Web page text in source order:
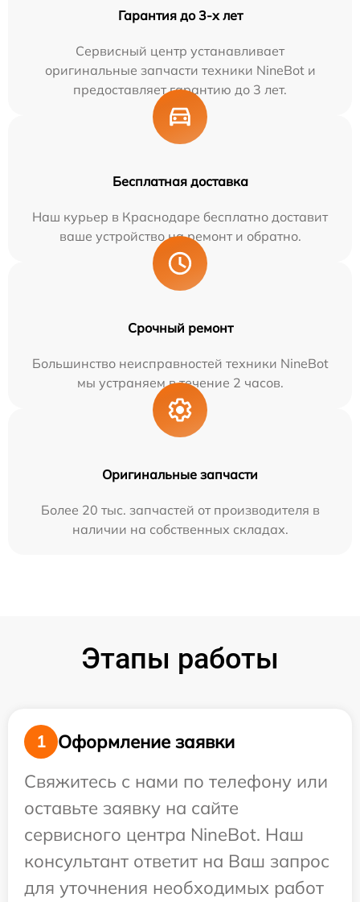
Гарантия до 3-х лет
Сервисный центр устанавливает
оригинальные запчасти техники NineBot и
предоставляет гарантию до 3 лет.
Бесплатная доставка
Наш курьер в Краснодаре бесплатно доставит
ваше устройство на ремонт и обратно.
Срочный ремонт
Большинство неисправностей техники NineBot
мы устраняем в течение 2 часов.
Оригинальные запчасти
Более 20 тыс. запчастей от производителя в
наличии на собственных складах.
Этапы работы
1
Оформление заявки
Свяжитесь с нами по телефону или
оставьте заявку на сайте
сервисного центра NineBot. Наш
консультант ответит на Ваш запрос
для уточнения необходимых работ